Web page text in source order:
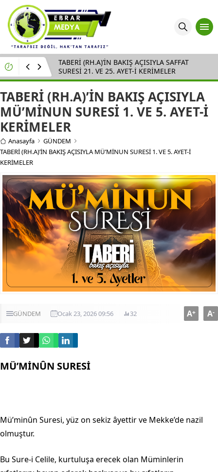
TABERİ (RH.A)’İN BAKIŞ AÇISIYLA SAFFAT
SURESİ 21. VE 25. AYET-İ KERİMELER
TABERİ (RH.A)’İN BAKIŞ AÇISIYLA
MÜ’MİNUN SURESİ 1. VE 5. AYET-İ
KERİMELER
Anasayfa
GÜNDEM
TABERİ (RH.A)’İN BAKIŞ AÇISIYLA MÜ’MİNUN SURESİ 1. VE 5. AYET-İ
KERİMELER
GÜNDEM Ocak 23, 2026 09:56 32 A+ A-
MÜ’MİNÛN SURESİ
Mü’minûn Suresi, yüz on sekiz âyettir ve Mekke’de nazil
olmuştur.
Bu Sure-i Celile, kurtuluşa erecek olan Müminlerin